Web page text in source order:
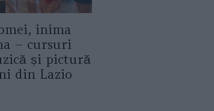
inima
– cursuri
și pictură
din Lazio